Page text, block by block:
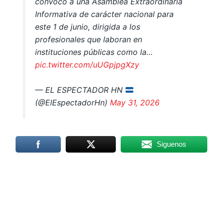
Informativa de carácter nacional para
este 1 de junio, dirigida a los
profesionales que laboran en
instituciones públicas como la…
pic.twitter.com/uUGpjpgXzy
— EL ESPECTADOR HN
(@ElEspectadorHn) May 31, 2026
Siguenos